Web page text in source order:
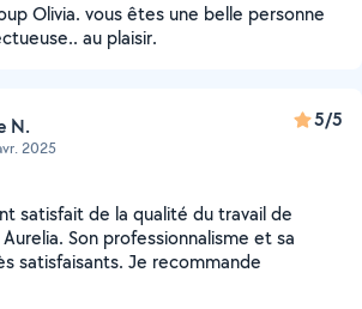
Olivia. vous êtes une belle personne
au plaisir.
N.
2025
5/5
satisfait de la qualité du travail de
Son professionnalisme et sa
satisfaisants. Je recommande